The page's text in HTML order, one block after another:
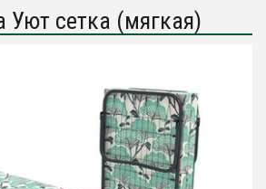
Уют сетка (мягкая)